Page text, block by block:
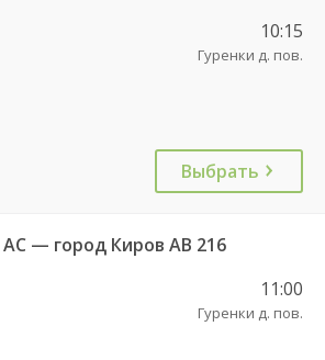
10:15
Гуренки д. пов.
Выбрать
— город Киров АВ 216
11:00
Гуренки д. пов.